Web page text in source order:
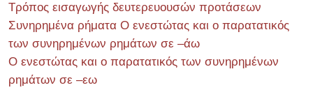
Τρόπος εισαγωγής δευτερευουσών προτάσεων
Συνηρημένα ρήματα Ο ενεστώτας και ο παρατατικός
των συνηρημένων ρημάτων σε –άω
Ο ενεστώτας και ο παρατατικός των συνηρημένων
ρημάτων σε –εω